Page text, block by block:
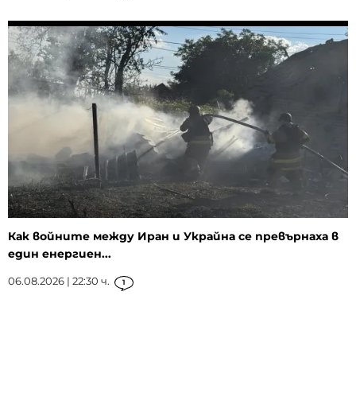
Как войните между Иран и Украйна се превърнаха в
един енергиен...
06.08.2026 | 22:30 ч. 1